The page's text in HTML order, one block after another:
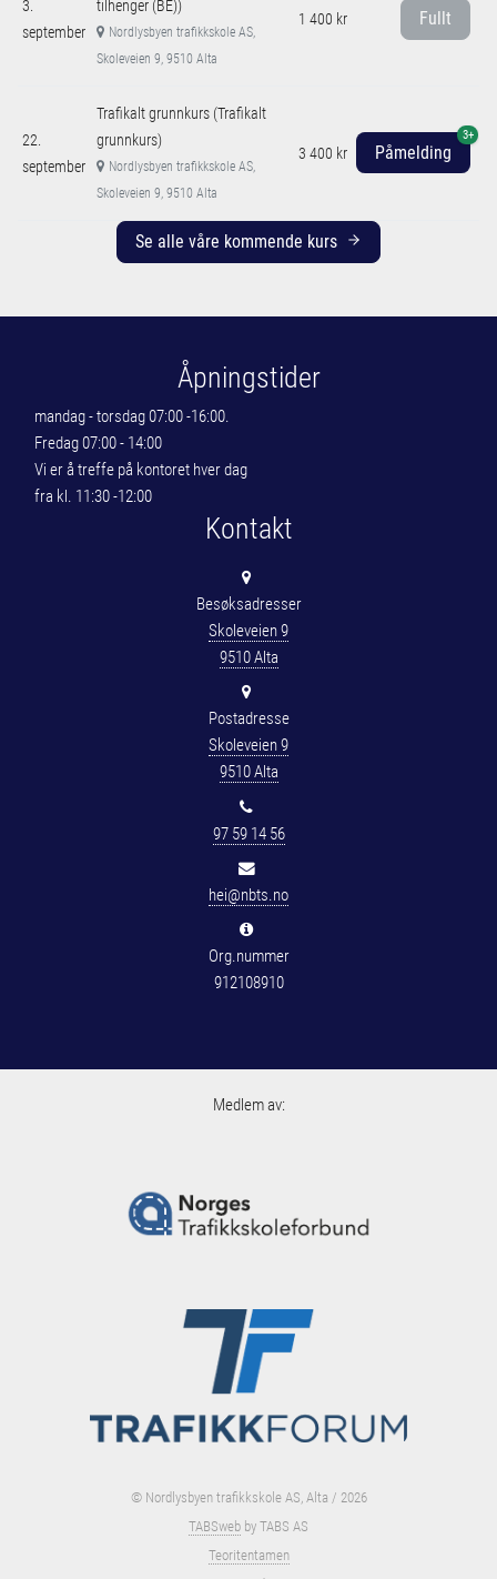
3.
september
tilhenger (BE))
Nordlysbyen trafikkskole AS,
Skoleveien 9, 9510 Alta
1 400 kr Fullt
22.
september
Trafikalt grunnkurs (Trafikalt
grunnkurs)
Nordlysbyen trafikkskole AS,
Skoleveien 9, 9510 Alta
3 400 kr Påmelding
3+
Se alle våre kommende kurs
Åpningstider
mandag - torsdag 07:00 -16:00.
Fredag 07:00 - 14:00
Vi er å treffe på kontoret hver dag
fra kl. 11:30 -12:00
Kontakt
Besøksadresser
Skoleveien 9
9510 Alta
Postadresse
Skoleveien 9
9510 Alta
97 59 14 56
hei@nbts.no
Org.nummer
912108910
Medlem av:
© Nordlysbyen trafikkskole AS, Alta / 2026
TABSweb by TABS AS
Teoritentamen